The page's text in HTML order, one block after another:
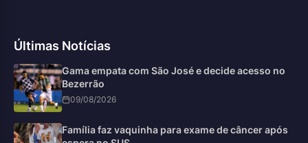
Últimas Notícias
Gama empata com São José e decide acesso no
Bezerrão
09/08/2026
Família faz vaquinha para exame de câncer após